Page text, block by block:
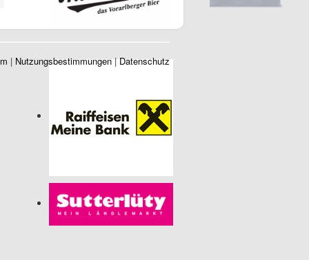
| Nutzungsbestimmungen|Datenschutz